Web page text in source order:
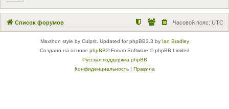
Список форумов Часовой пояс: UTC
Maxthon style by Culprit. Updated for phpBB3.3 by Ian Bradley
Создано на основе phpBB® Forum Software © phpBB Limited
Русская поддержка phpBB
Конфиденциальность| Правила